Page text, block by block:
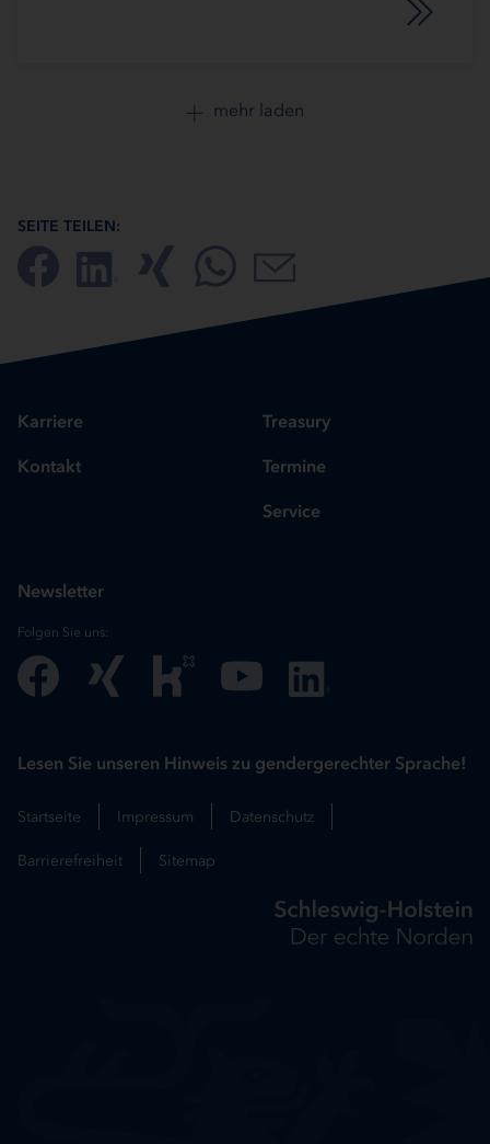
mehr laden
SEITE TEILEN:
Karriere
Kontakt
Treasury
Termine
Service
Newsletter
Folgen Sie uns:
Lesen Sie unseren Hinweis zu gendergerechter Sprache!
Startseite Impressum Datenschutz
Barrierefreiheit Sitemap